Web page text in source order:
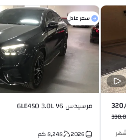
سعر عادل
مرسيدس GLE450 3.0L V6
2026
8,248كم